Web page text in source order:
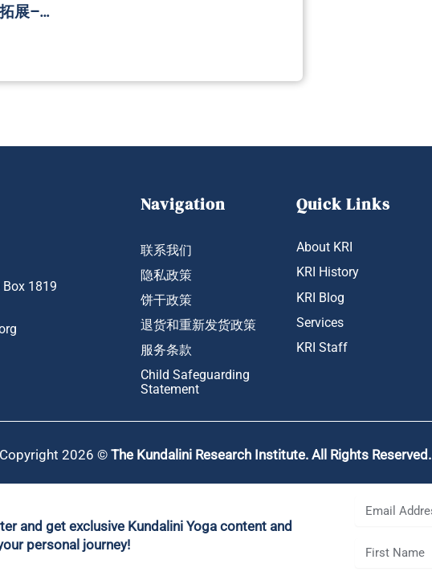
展–…
Box 1819
Navigation
联系我们
隐私政策
饼干政策
退货和重新发货政策
服务条款
Child Safeguarding
Statement
Quick Links
About KRI
KRI History
KRI Blog
Services
KRI Staff
Copyright 2026 © The Kundalini Research Institute. All Rights Reserved.
and get exclusive Kundalini Yoga content and
personal journey!